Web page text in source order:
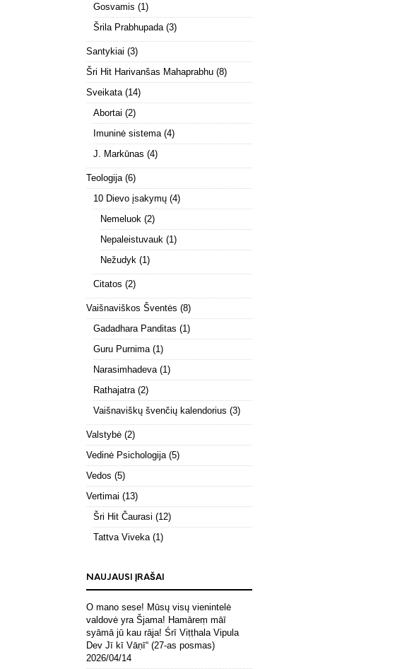
Gosvamis (1)
Šrila Prabhupada (3)
Santykiai (3)
Šri Hit Harivanšas Mahaprabhu (8)
Sveikata (14)
Abortai (2)
Imuninė sistema (4)
J. Markūnas (4)
Teologija (6)
10 Dievo įsakymų (4)
Nemeluok (2)
Nepaleistuvauk (1)
Nežudyk (1)
Citatos (2)
Vaišnaviškos Šventės (8)
Gadadhara Panditas (1)
Guru Purnima (1)
Narasimhadeva (1)
Rathajatra (2)
Vaišnaviškų švenčių kalendorius (3)
Valstybė (2)
Vedinė Psichologija (5)
Vedos (5)
Vertimai (13)
Šri Hit Čaurasi (12)
Tattva Viveka (1)
NAUJAUSI ĮRAŠAI
O mano sese! Mūsų visų vienintelė
valdovė yra Šjama! Hamāreṃ māī
syāmā jū kau rāja! Śrī Viṭṭhala Vipula
Dev Jī kī Vāṇī“ (27-as posmas)
2026/04/14